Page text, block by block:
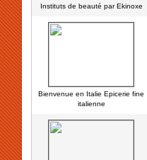
Instituts de beauté par Ekinoxe
Bienvenue en Italie Epicerie fine
italienne